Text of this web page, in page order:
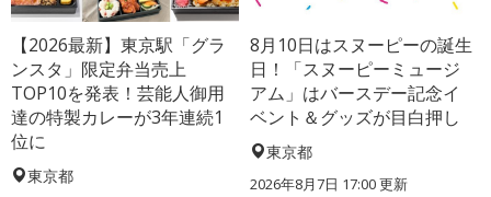
【2026最新】東京駅「グラ
ンスタ」限定弁当売上
TOP10を発表！芸能人御用
達の特製カレーが3年連続1
位に
東京都
8月10日はスヌーピーの誕生
日！「スヌーピーミュージ
アム」はバースデー記念イ
ベント＆グッズが目白押し
東京都
2026年8月7日 17:00更新